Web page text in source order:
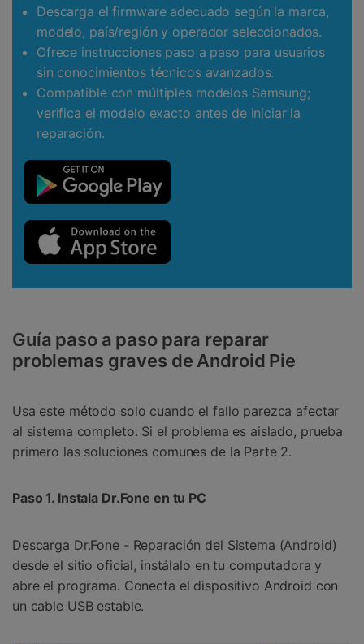
Descarga el firmware adecuado según la marca,
modelo, país/región y operador seleccionados.
Ofrece instrucciones paso a paso para usuarios
sin conocimientos técnicos avanzados.
Compatible con múltiples modelos Samsung;
verifica el modelo exacto antes de iniciar la
reparación.
Guía paso a paso para reparar
problemas graves de Android Pie
Usa este método solo cuando el fallo parezca afectar
al sistema completo. Si el problema es aislado, prueba
primero las soluciones comunes de la Parte 2.
Paso 1. Instala Dr.Fone en tu PC
Descarga Dr.Fone - Reparación del Sistema (Android)
desde el sitio oficial, instálalo en tu computadora y
abre el programa. Conecta el dispositivo Android con
un cable USB estable.